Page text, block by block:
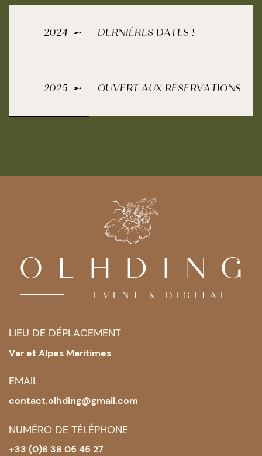
2024 ➸ DERNIÈRES DATES !
2025 ➸ OUVERT AUX RÉSERVATIONS
OLHDING
EVENT & DIGITAL
LI​EU DE DÉPLACEMENT
Va​r et Alpes Maritimes
EMAIL
contact.olhding@gmail.com
NUMÉRO DE TÉLÉPHONE
+33 (0)6 38 05 45 27